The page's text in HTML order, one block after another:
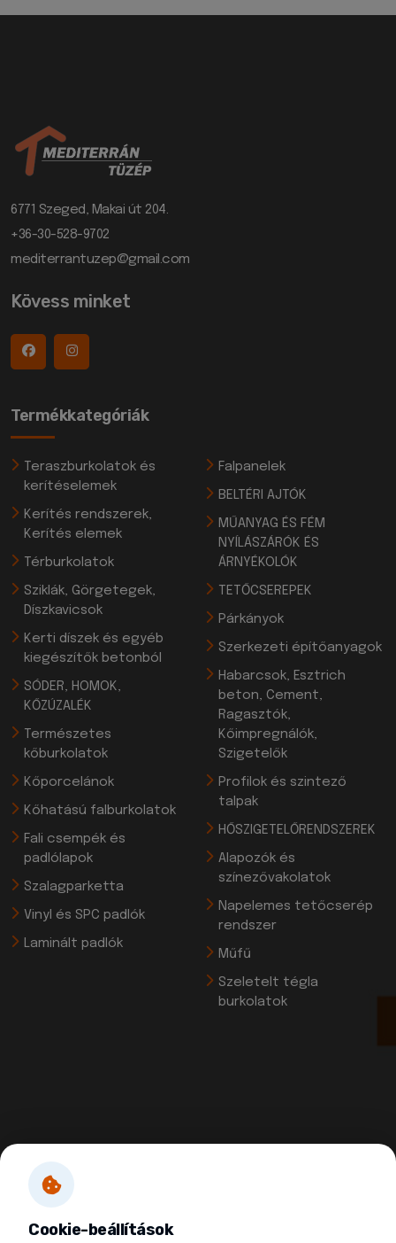
6771 Szeged, Makai út 204.
+36-30-528-9702
mediterrantuzep@gmail.com
Kövess minket
Termékkategóriák
Teraszburkolatok és
kerítéselemek
Kerítés rendszerek,
Kerítés elemek
Térburkolatok
Sziklák, Görgetegek,
Díszkavicsok
Kerti díszek és egyéb
kiegészítők betonból
SÓDER, HOMOK,
KŐZÚZALÉK
Természetes
kőburkolatok
Kőporcelánok
Kőhatású falburkolatok
Fali csempék és
padlólapok
Szalagparketta
Vinyl és SPC padlók
Laminált padlók
Falpanelek
BELTÉRI AJTÓK
MŰANYAG ÉS FÉM
NYÍLÁSZÁRÓK ÉS
ÁRNYÉKOLÓK
TETŐCSEREPEK
Párkányok
Szerkezeti építőanyagok
Habarcsok, Esztrich
beton, Cement,
Ragasztók,
Kőimpregnálók,
Szigetelők
Profilok és szintező
talpak
HŐSZIGETELŐRENDSZEREK
Alapozók és
színezővakolatok
Napelemes tetőcserép
rendszer
Műfű
Szeletelt tégla
burkolatok
Cookie-beállítások